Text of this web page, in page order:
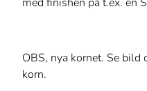
OBS, nya kornet. Se
korn.